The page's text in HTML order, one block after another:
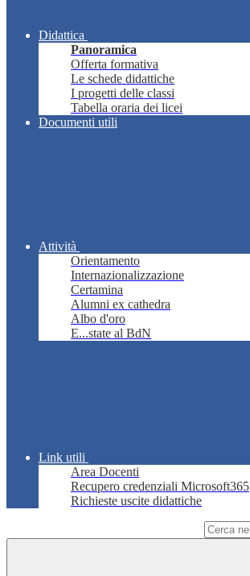
Didattica
Panoramica
Offerta formativa
Le schede didattiche
I progetti delle classi
Tabella oraria dei licei
Documenti utili
Attività
Orientamento
Internazionalizzazione
Certamina
Alumni ex cathedra
Albo d'oro
E...state al BdN
Link utili
Area Docenti
Recupero credenziali Microsoft365
Richieste uscite didattiche